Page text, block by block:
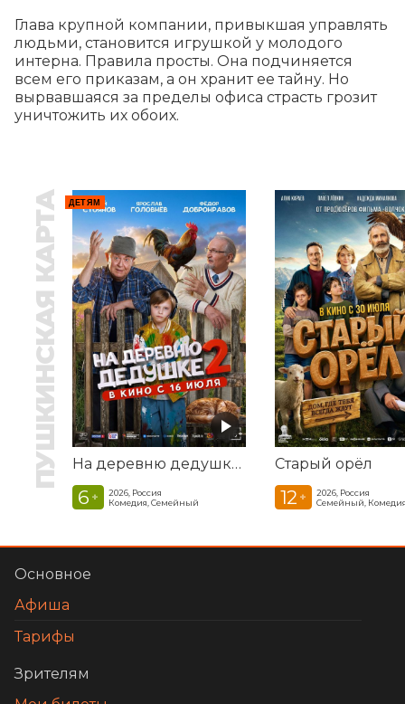
Глава крупной компании, привыкшая управлять
людьми, становится игрушкой у молодого
интерна. Правила просты. Она подчиняется
всем его приказам, а он хранит ее тайну. Но
вырвавшаяся за пределы офиса страсть грозит
уничтожить их обоих.
ПУШКИНСКАЯ КАРТА ДЕТЯМ
На деревню дедушке 2
6 +
2026, Россия
Комедия, Семейный
Старый орёл
12 +
2026, Россия
Семейный,
Основное
Афиша
Тарифы
Зрителям